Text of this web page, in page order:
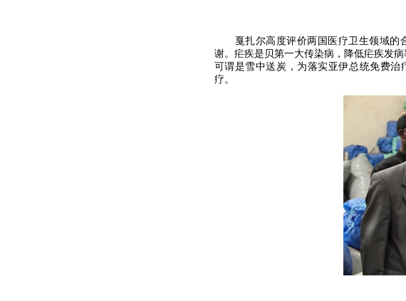
戛扎尔高度评价两国医疗卫生领域的
谢。疟疾是贝第一大传染病，降低疟疾发
可谓是雪中送炭，为落实亚伊总统免费
疗。